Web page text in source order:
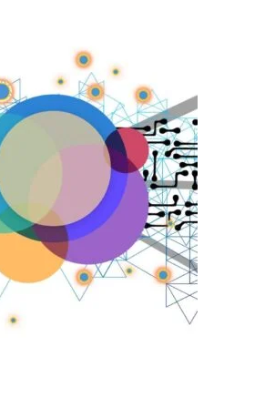
la importancia
de la logística en el
financiero y operativo de
Este programa
autodirigido aborda cómo la
los costos, la
y la competitividad
Explora temas como la
de la cadena de
la relación entre logística y
y el papel de la
en la reducción de
aumento de la satisfacción
Dirigido a líderes,
Añadir al carrito